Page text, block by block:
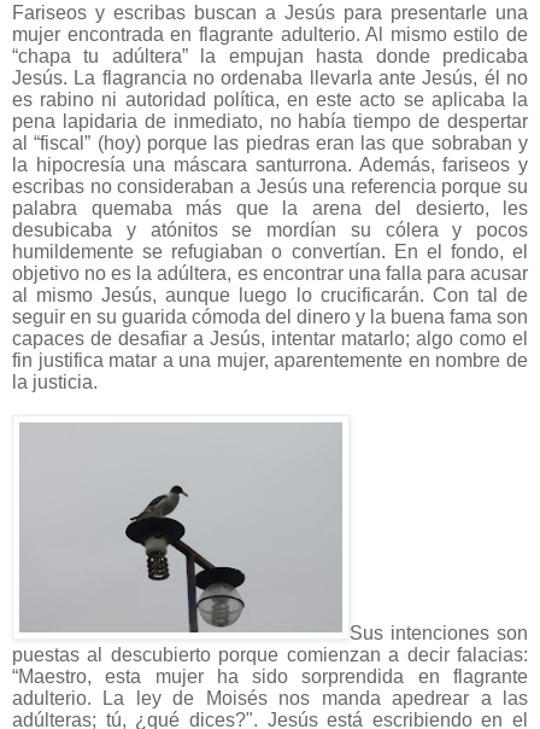
Fariseos y escribas buscan a Jesús para presentarle una
mujer encontrada en flagrante adulterio. Al mismo estilo de
“chapa tu adúltera” la empujan hasta donde predicaba
Jesús. La flagrancia no ordenaba llevarla ante Jesús, él no
es rabino ni autoridad política, en este acto se aplicaba la
pena lapidaria de inmediato, no había tiempo de despertar
al “fiscal” (hoy) porque las piedras eran las que sobraban y
la hipocresía una máscara santurrona. Además, fariseos y
escribas no consideraban a Jesús una referencia porque su
palabra quemaba más que la arena del desierto, les
desubicaba y atónitos se mordían su cólera y pocos
humildemente se refugiaban o convertían. En el fondo, el
objetivo no es la adúltera, es encontrar una falla para acusar
al mismo Jesús, aunque luego lo crucificarán. Con tal de
seguir en su guarida cómoda del dinero y la buena fama son
capaces de desafiar a Jesús, intentar matarlo; algo como el
fin justifica matar a una mujer, aparentemente en nombre de
la justicia.
Sus intenciones son
puestas al descubierto porque comienzan a decir falacias:
“Maestro, esta mujer ha sido sorprendida en flagrante
adulterio. La ley de Moisés nos manda apedrear a las
adúlteras; tú, ¿qué dices?". Jesús está escribiendo en el